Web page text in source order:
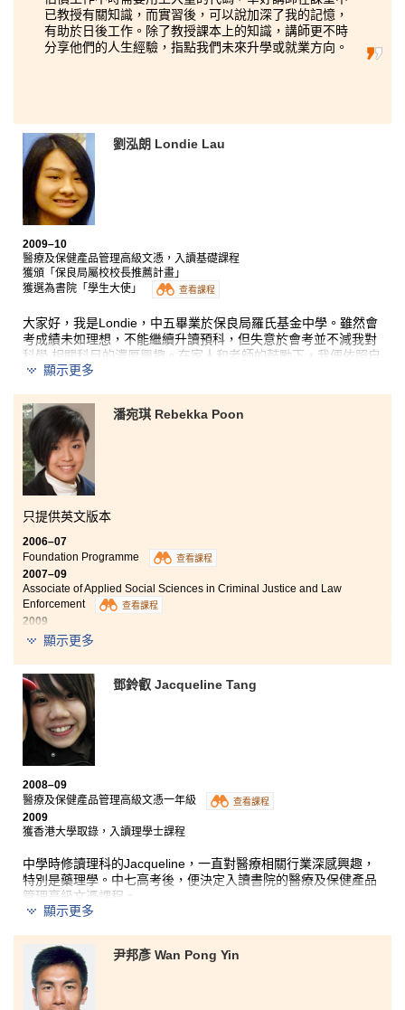
已教授有關知識，而實習後，可以說加深了我的記憶，
有助於日後工作。除了教授課本上的知識，講師更不時
分享他們的人生經驗，指點我們未來升學或就業方向。
劉泓朗 Londie Lau
2009–10
醫療及保健產品管理高級文憑，入讀基礎課程
獲頒「保良局屬校校長推薦計畫」
獲選為書院「學生大使」
查看課程
大家好，我是Londie，中五畢業於保良局羅氏基金中學。 雖然會
考成績未如理想，不能繼續升讀預科， 但失意於會考並不減我對
科學 相關科目的濃厚興趣。 在家人和老師的鼓勵下，我便依照自
己的興趣，報讀書院的醫療及保健產品管理高級文憑課程。另
保良局屬校校長推薦計畫」，獲得10,000元入學獎學金，
輕了家人的經濟負擔，同時亦進一步推動我入讀書院。
書院的學習模式比傳統中學靈活，令我很快便適應了新生活、
環 境。另外，書院更會定期舉辦不同的學生活動，
選為書院的「學生大使」，通過不同的領袖訓練、
隊合作訓練，再 加上為書院服務而累積的經驗及貢獻，
自信、人際溝通能力及組織活動技巧，促進個人成長。實際上，
透過接待不同到訪書院的嘉 賓，包括中學生、家長、老師、
局總理及政府官員，過程中學到不少實用技巧，
及勇於表達自己。
顯示更多
潘宛琪 Rebekka Poon
只提供英文版本
2006–07
Foundation Programme
查看課程
2007–09
Associate of Applied Social Sciences in Criminal Justice and Law
Enforcement
查看課程
2009
Full-time employment, now working as a tour escort
“Studying for an Associate Degree, as perceived by some
people, is the last choice. For me, I think choosing a suitable
programme based on my ability and needs is better than
following the tradition of studying Form 6. I am happy to have
chosen the Associate Degree programme in “Criminal Justice
and Law Enforcement” after my Form 5 graduation. I really
learnt a lot and enjoyed the learning process in this
programme in the past 3 years.”
顯示更多
鄧鈴叡 Jacqueline Tang
2008–09
醫療及保健產品管理高級文憑一年級
查看課程
2009
獲香港大學取錄，入讀理學士課程
中學時修讀理科的Jacqueline，一直對醫療相關行業深感興趣，
特別是藥理學。中七高考後，便決定入讀書院的醫療及保健產品
管理高級文憑課程。
課程由基本化學和解剖生理學等基礎學科開始，良好的課程編
更得心應手；而書院靈活的教學模式，用上大量的角色扮演、專
題習作、小組及個人presentation等，有別以往中學時老師
「講」、學生「聽」的傳統學習方法，令課程變得更有趣，也讓
她對課程內容有更深入的了解；多位來自業界、極具經驗的講
顯示更多
尹邦彥 Wan Pong Yin